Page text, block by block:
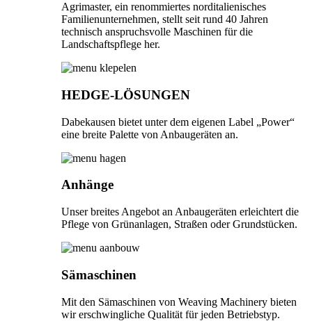
Agrimaster, ein renommiertes norditalienisches
Familienunternehmen, stellt seit rund 40 Jahren
technisch anspruchsvolle Maschinen für die
Landschaftspflege her.
HEDGE-LÖSUNGEN
Dabekausen bietet unter dem eigenen Label „Power“
eine breite Palette von Anbaugeräten an.
Anhänge
Unser breites Angebot an Anbaugeräten erleichtert die
Pflege von Grünanlagen, Straßen oder Grundstücken.
Sämaschinen
Mit den Sämaschinen von Weaving Machinery bieten
wir erschwingliche Qualität für jeden Betriebstyp.